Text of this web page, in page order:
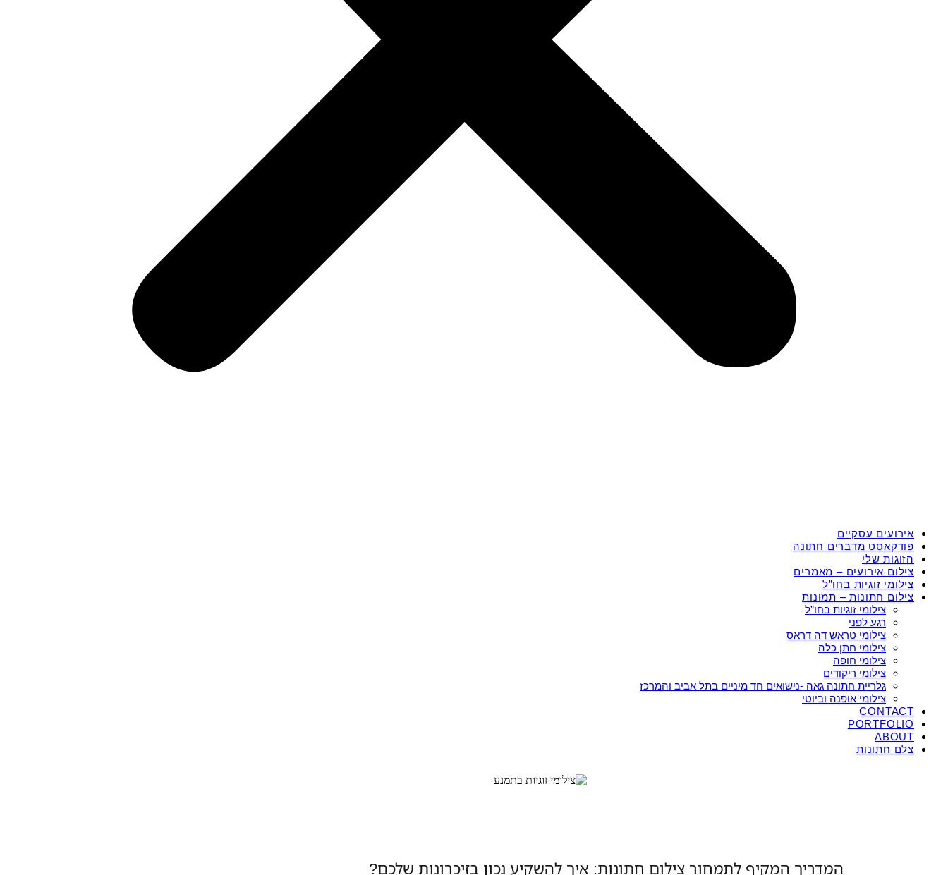
אירועים עסקיים
פודקאסט מדברים חתונה
הזוגות שלי
צילום אירועים – מאמרים
צילומי זוגיות בחו”ל
צילום חתונות – תמונות
צילומי זוגיות בחו”ל
רגע לפני
צילומי טראש דה דראס
צילומי חתן כלה
צילומי חופה
צילומי ריקודים
גלריית חתונה גאה -נישואים חד מיניים בתל אביב והמרכז
צילומי אופנה וביוטי
CONTACT
PORTFOLIO
ABOUT
צלם חתונות
המדריך המקיף לתמחור צילום חתונות: איך להשקיע נכון בזיכרונות שלכם?